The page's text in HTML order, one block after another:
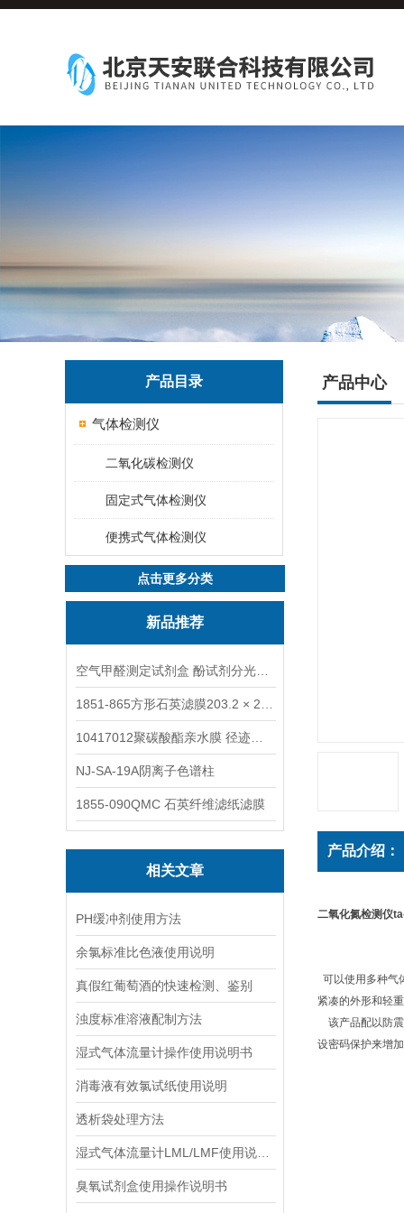
产品目录
气体检测仪
二氧化碳检测仪
固定式气体检测仪
便携式气体检测仪
点击更多分类
新品推荐
NJ-SA-19A阴离子色谱柱
1855-090QMC 石英纤维滤纸滤膜
相关文章
PH缓冲剂使用方法
余氯标准比色液使用说明
真假红葡萄酒的快速检测、鉴别
浊度标准溶液配制方法
湿式气体流量计操作使用说明书
消毒液有效氯试纸使用说明
透析袋处理方法
臭氧试剂盒使用操作说明书
产品中心
产品介绍：
二氧化氮检测仪
可以使用多种气
紧凑的外形和轻
该产品配以防震
设密码保护来增